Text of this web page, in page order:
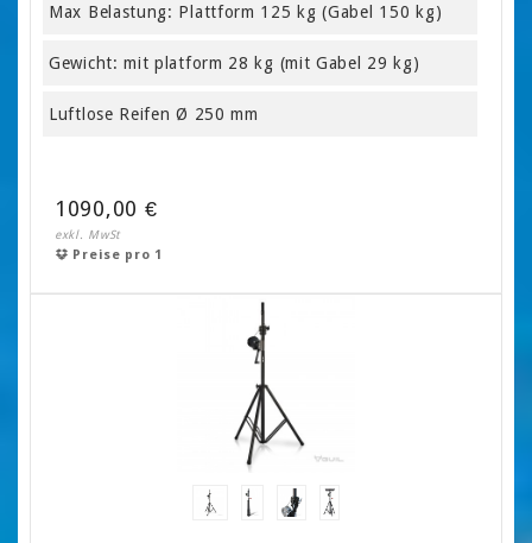
Max Belastung: Plattform 125 kg (Gabel 150 kg)
Gewicht: mit platform 28 kg (mit Gabel 29 kg)
Luftlose Reifen Ø 250 mm
1090,00 €
exkl. MwSt
Preise pro 1